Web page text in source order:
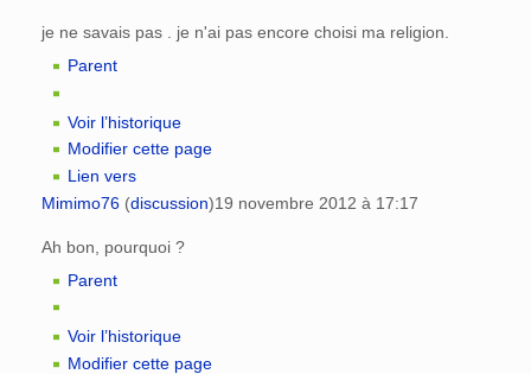
je ne savais pas . je n'ai pas encore choisi ma religion.
Parent
Voir l’historique
Modifier cette page
Lien vers
Mimimo76 (discussion)19 novembre 2012 à 17:17
Ah bon, pourquoi ?
Parent
Voir l’historique
Modifier cette page